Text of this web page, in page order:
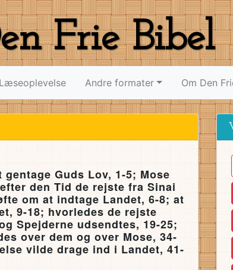
Frie Bibel
Læseoplevelse Andre formater Om Den
Guds Lov, 1-5; Mose
den Tid de rejste fra Sinai
om at indtage Landet, 6-8; at
9-18; hvorledes de rejste
Spejderne udsendtes, 19-25;
over dem og over Mose, 34-
vilde drage ind i Landet, 41-